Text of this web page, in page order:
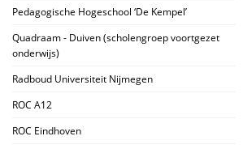
Pedagogische Hogeschool ‘De Kempel’
Quadraam - Duiven (scholengroep voortgezet
onderwijs)
Radboud Universiteit Nijmegen
ROC A12
ROC Eindhoven